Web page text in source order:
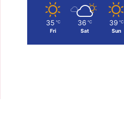
35 ℃
Fri
36 ℃
Sat
39 ℃
Sun